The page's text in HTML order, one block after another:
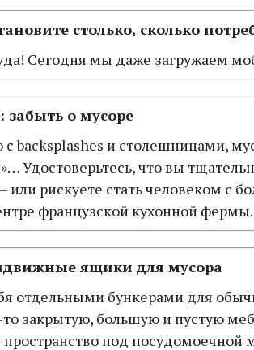
столько, сколько
Сегодня мы даже загружаем
о мусоре
backsplashes и столешницами,
Удостоверьтесь, что вы
рискуете стать человеком с
французской кухонной фермы.
ящики для мусора
отдельными бункерами для
закрытую, большую и пустую
пространство под